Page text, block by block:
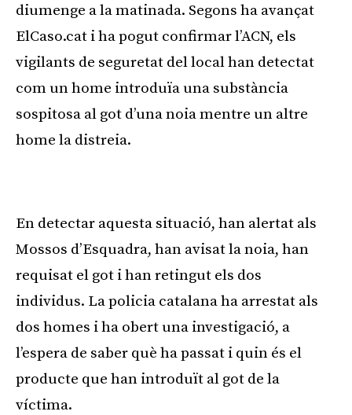
diumenge a la matinada. Segons ha avançat
ElCaso.cat i ha pogut confirmar l’ACN, els
vigilants de seguretat del local han detectat
com un home introduïa una substància
sospitosa al got d’una noia mentre un altre
home la distreia.
En detectar aquesta situació, han alertat als
Mossos d’Esquadra, han avisat la noia, han
requisat el got i han retingut els dos
individus. La policia catalana ha arrestat als
dos homes i ha obert una investigació, a
l’espera de saber què ha passat i quin és el
producte que han introduït al got de la
víctima.